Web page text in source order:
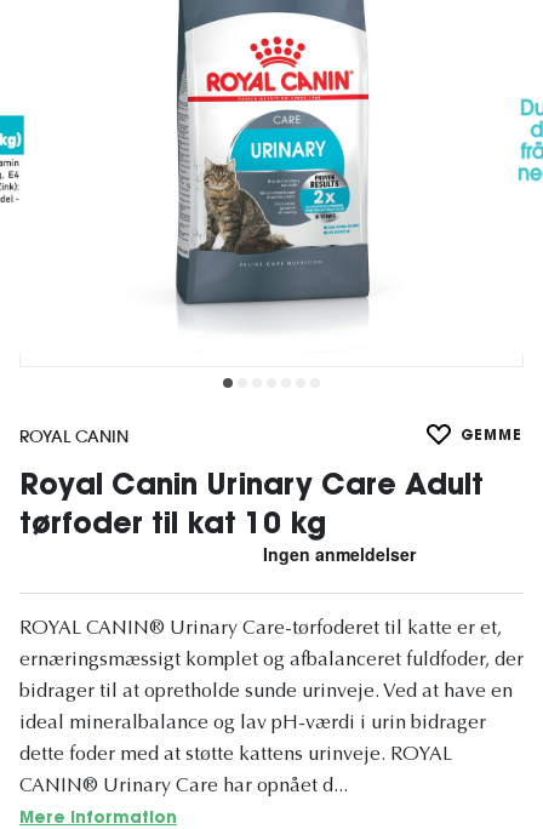
ROYAL CANIN GEMME
Royal Canin Urinary Care Adult
tørfoder til kat 10 kg
ROYAL CANIN® Urinary Care-tørfoderet til katte er et,
ernæringsmæssigt komplet og afbalanceret fuldfoder, der
bidrager til at opretholde sunde urinveje. Ved at have en
ideal mineralbalance og lav pH-værdi i urin bidrager
dette foder med at støtte kattens urinveje. ROYAL
CANIN® Urinary Care har opnået d...
Mere information